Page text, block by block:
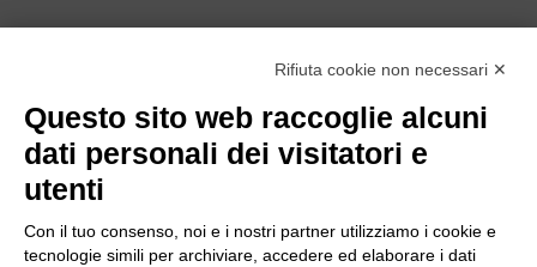
Rifiuta cookie non necessari ✕
Questo sito web raccoglie alcuni
dati personali dei visitatori e
utenti
Con il tuo consenso, noi e i nostri partner utilizziamo i cookie e
tecnologie simili per archiviare, accedere ed elaborare i dati